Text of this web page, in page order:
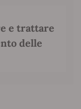
e trattare
delle